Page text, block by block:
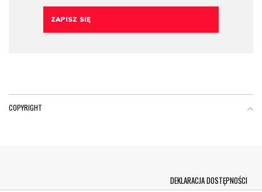
COPYRIGHT
DEKLARACJA DOSTĘPNOŚCI